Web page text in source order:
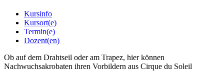
Kursinfo
Kursort(e)
Termin(e)
Dozent(en)
Ob auf dem Drahtseil oder am Trapez, hier können
Nachwuchsakrobaten ihren Vorbildern aus Cirque du Soleil